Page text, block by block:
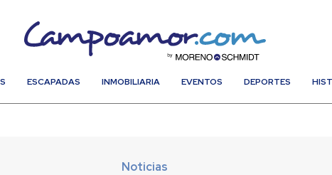
ESCAPADAS INMOBILIARIA EVENTOS DEPORTES
Noticias